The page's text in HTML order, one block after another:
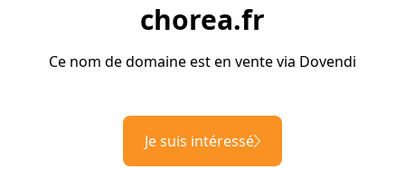
chorea.fr
Ce nom de domaine est en vente via Dovendi
Je suis intéressé